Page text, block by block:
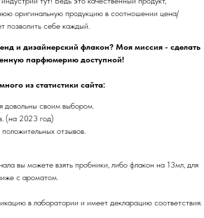
оригинальную продукцию в соотношении цена/
позволить себе каждый.
и дизайнерский флакон? Моя миссия - сделать
парфюмерию доступной!
из статистики сайта:
довольны своим выбором.
(на 2023 год)
отзывов.
вы можете взять пробники, либо флакон на 13мл, для
с ароматом.
в лаборатории и имеет декларацию соответствия.